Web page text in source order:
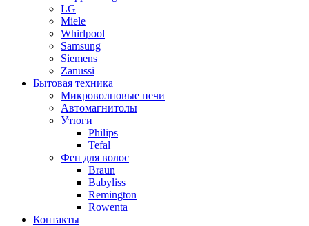
LG
Miele
Whirlpool
Samsung
Siemens
Zanussi
Бытовая техника
Микроволновые печи
Автомагнитолы
Утюги
Philips
Tefal
Фен для волос
Braun
Babyliss
Remington
Rowenta
Контакты